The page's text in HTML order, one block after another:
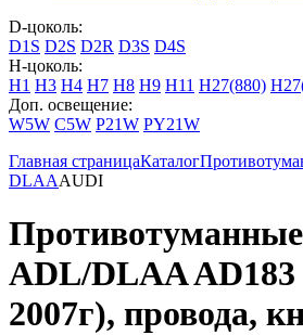
D-цоколь:
D1S D2S D2R D3S D4S
H-цоколь:
H1 H3 H4 H7 H8 H9 H11 H27(880)
Доп. освещение:
W5W C5W P21W PY21W
Главная страницаКаталог
DLAAAUDI
ADL/DLAA
2007г), провода,